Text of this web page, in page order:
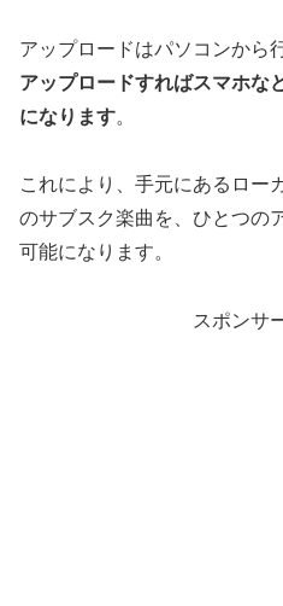
アップロードはパソコンから
アップロードすればスマホな
になります。
これにより、手元にあるロー
のサブスク楽曲を、ひとつの
可能になります。
スポンサ